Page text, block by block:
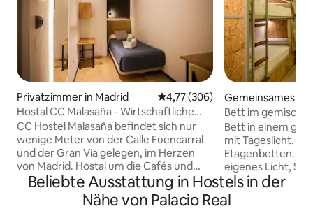
Privatzimmer in Madrid Durchschnittliche Bewertung:
4,77 (306)
Hostal CC Malasaña - Wirtschaftliche
Single. Privates Badezimmer - nicht
erstattbar
CC Hostel Malasaña befindet sich nur
wenige Meter von der Calle Fuencarral
und der Gran Via gelegen, im Herzen
von Madrid. Hostal um die Cafés und
trendige Restaurants, originell und
kreativ, und andere Unternehmen, die
Trends sind im Zentrum von Madrid
Gemeinsames
adrid
Bett im
Loft House
Bett in einem
mit Tageslicht. 2
Etagenbetten.
eigenes Licht,
Anschluss und
verfügt über
Beliebte Ausstattung in Hostels in der
Nähe von Palacio Real